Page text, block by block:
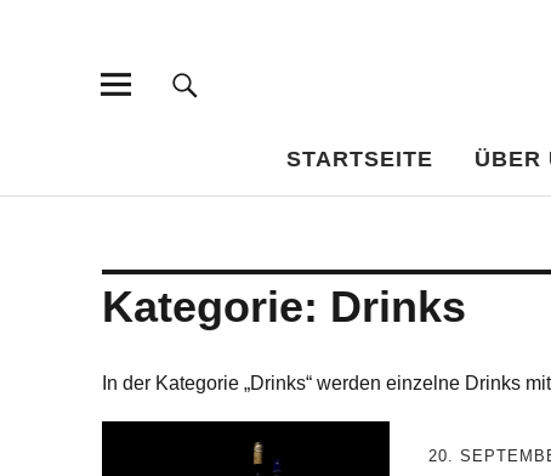
Bar-
STARTSEITE ÜBER
Kategorie: Drinks
In der Kategorie „Drinks“ werden einzelne Drinks
20.